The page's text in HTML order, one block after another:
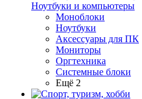
Ноутбуки и компьютеры
Моноблоки
Ноутбуки
Аксессуары для ПК
Мониторы
Оргтехника
Системные блоки
Ещё 2